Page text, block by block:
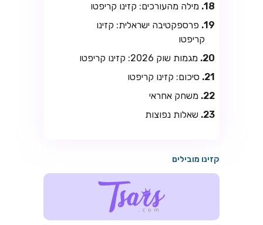
מילה מהעורכים: קזינו קריפטו
פרספקטיבה ישראלית: קזינו
קריפטו
מגמות שוק 2026: קזינו קריפטו
סיכום: קזינו קריפטו
משחק אחראי
שאלות נפוצות
קזינו מובילים